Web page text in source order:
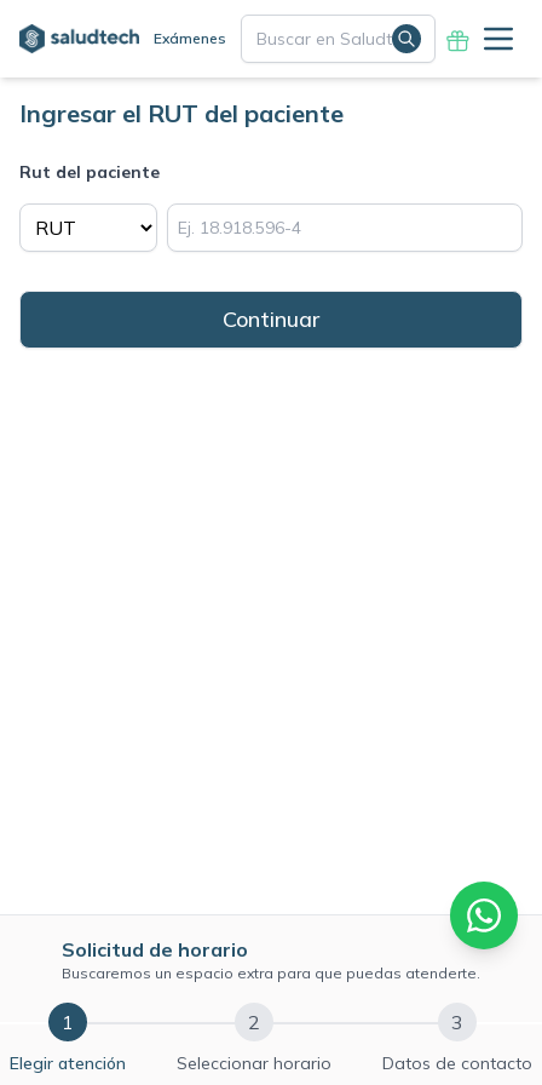
Exámenes
Ingresar el RUT del paciente
Rut del paciente
Solicitud de horario
Buscaremos un espacio extra para que puedas atenderte.
1
Elegir atención
2
Seleccionar horario
3
Datos de contacto